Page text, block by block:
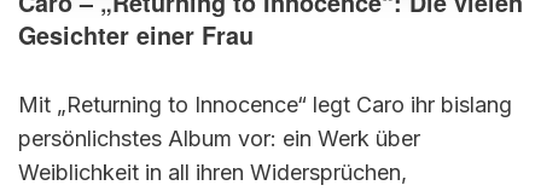
Gesichter einer Frau
Mit „Returning to Innocence“ legt Caro ihr bislang
persönlichstes Album vor: ein Werk über
Weiblichkeit in all ihren Widersprüchen,